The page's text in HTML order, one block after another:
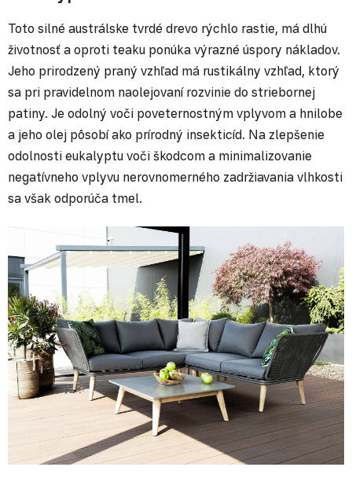
Toto silné austrálske tvrdé drevo rýchlo rastie, má dlhú
životnosť a oproti teaku ponúka výrazné úspory nákladov.
Jeho prirodzený praný vzhľad má rustikálny vzhľad, ktorý
sa pri pravidelnom naolejovaní rozvinie do striebornej
patiny. Je odolný voči poveternostným vplyvom a hnilobe
a jeho olej pôsobí ako prírodný insekticíd. Na zlepšenie
odolnosti eukalyptu voči škodcom a minimalizovanie
negatívneho vplyvu nerovnomerného zadržiavania vlhkosti
sa však odporúča tmel.